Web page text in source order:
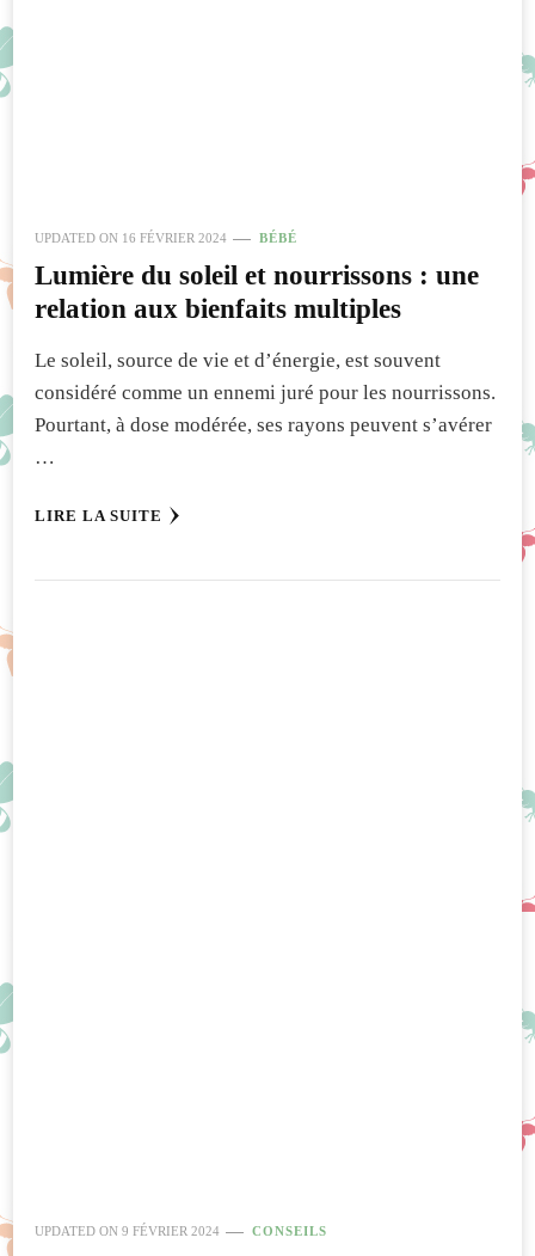
UPDATED ON 16 FÉVRIER 2024 BÉBÉ
Lumière du soleil et nourrissons : une
relation aux bienfaits multiples
Le soleil, source de vie et d’énergie, est souvent
considéré comme un ennemi juré pour les nourrissons.
Pourtant, à dose modérée, ses rayons peuvent s’avérer
…
LIRE LA SUITE
UPDATED ON 9 FÉVRIER 2024 CONSEILS